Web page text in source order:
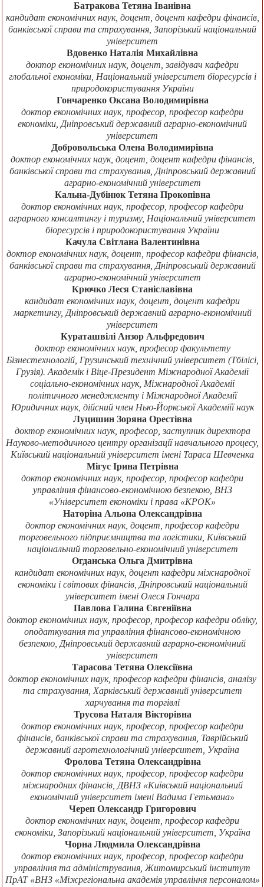
Батракова Тетяна Іванівна
кандидат економічних наук, доцент, доцент кафедри фінансів,
банківської справи та страхування, Запорізький національний
університет
Вдовенко Наталія Михайлівна
доктор економічних наук, доцент, завідувач кафедри
глобальної економіки, Національний університет біоресурсів і
природокористування України
Гончаренко Оксана Володимирівна
доктор економічних наук, професор, професор кафедри
економіки, Дніпровський державний аграрно-економічний
університет
Добровольська Олена Володимирівна
доктор економічних наук, доцент, доцент кафедри фінансів,
банківської справи та страхування, Дніпровський державний
аграрно-економічний університет
Кальна-Дубінюк Тетяна Прокопівна
доктор економічних наук, професор, професор кафедри
аграрного консалтингу і туризму, Національний університет
біоресурсів і природокористування України
Качула Світлана Валентинівна
доктор економічних наук, доцент, професор кафедри фінансів,
банківської справи та страхування, Дніпровський державний
аграрно-економічний університет
Крючко Леся Станіславівна
кандидат економічних наук, доцент, доцент кафедри
маркетингу, Дніпровський державний аграрно-економічний
університет
Кураташвілі Анзор Альфредович
доктор економічних наук, професор факультету
Бізнестехнологій, Грузинський технічний університет (Тбілісі,
Грузія). Академік і Віце-Президент Міжнародної Академії
соціально-економічних наук, Міжнародної Академії
політичного менеджменту і Міжнародної Академії
Юридичних наук, дійсний член Нью-Йоркської Академіїї наук
Луцишин Зоряна Орестівна
доктор економічних наук, професор, заступник директора
Науково-методичного центру організації навчального процесу,
Київський національний університет імені Тараса Шевченка
Мігус Ірина Петрівна
доктор економічних наук, професор, професор кафедри
управління фінансово-економічною безпекою, ВНЗ
«Університет економіки і права «КРОК»
Наторіна Альона Олександрівна
доктор економічних наук, доцент, професор кафедри
торговельного підприємництва та логістики, Київський
національний торговельно-економічний університет
Огданська Ольга Дмитрівна
кандидат економічних наук, доцент кафедри міжнародної
економіки і світових фінансів, Дніпровський національний
університет імені Олеся Гончара
Павлова Галина Євгеніївна
доктор економічних наук, професор, професор кафедри обліку,
оподаткування та управління фінансово-економічною
безпекою, Дніпровський державний аграрно-економічний
університет
Тарасова Тетяна Олексіївна
доктор економічних наук, професор кафедри фінансів, аналізу
та страхування, Харківський державний університет
харчування та торгівлі
Трусова Наталя Вікторівна
доктор економічних наук, професор, професор кафедри
фінансів, банківської справи та страхування, Таврійський
державний агротехнологічний університет, Україна
Фролова Тетяна Олександрівна
доктор економічних наук, професор, професор кафедри
міжнародних фінансів, ДВНЗ «Київський національний
економічний університет імені Вадима Гетьмана»
Череп Олександр Григорович
доктор економічних наук, доцент, професор кафедри
економіки, Запорізький національний університет, Україна
Чорна Людмила Олександрівна
доктор економічних наук, професор, професор кафедри
управління та адміністрування, Житомирський інститут
ПрАТ «ВНЗ «Міжрегіональна академія управління персоналом»